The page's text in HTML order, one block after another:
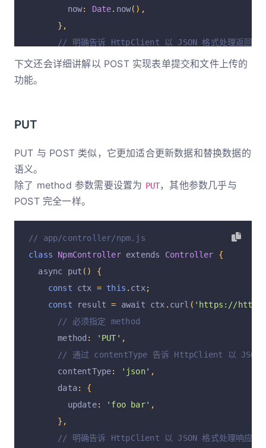
        now
: Date. now(),
},
// 明确告诉 HttpClient 以 JSON 格式处理返回的
      dataType
: 'json',
}
下文还会详细讲解以 POST 实现表单提交和文件上传的
功能。
PUT
PUT 与 POST 类似，它更加适合更新数据和替换数据的
语义。
除了 method 参数需要设置为 PUT，其他参数几乎与
POST 完全一样。
// app/controller/npm.js
class
NpmController extends Controller
{
  async put
()
{
const ctx = this . ctx;
const result = await ctx . curl ( 'https://
// 必须指定 method
      method
: 'PUT' ,
// 通过 contentType 告诉 HttpClient 以 JSON
      contentType
: 'json' ,
      data
:
{
        update
: 'foo bar' ,
},
// 明确告诉 HttpClient 以 JSON 格式处理响应